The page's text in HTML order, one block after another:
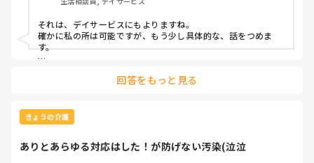
それは、デイサービスにもよりますね。
確かに私の所は可能ですが、もう少し具体的な、話をつめま
す。
なれば、次の人を待たせているので、困ります。ケアマネに、
送迎も決まりがあって、○○時～施設に戻る時間を○○時ま
で！！と決まってます。下手すると、同乗者の全員の利用報酬
のケアマネにも報告、家族にも報告で正直めんどくさい事にな
回答をもっと見る
きょうの介護
ありとあらゆる対応はした！が防げない汚染(泣泣